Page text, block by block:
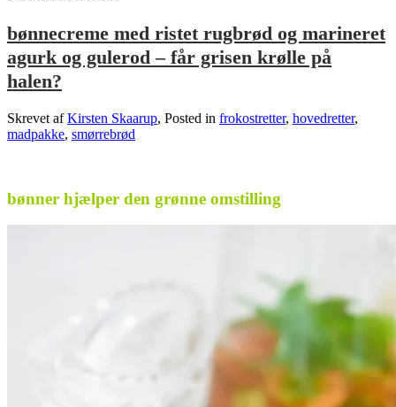
bønnecreme med ristet rugbrød og marineret
agurk og gulerod – får grisen krølle på
halen?
Skrevet afKirsten Skaarup, Posted in frokostretter, hovedretter,
madpakke, smørrebrød
bønner hjælper den grønne omstilling